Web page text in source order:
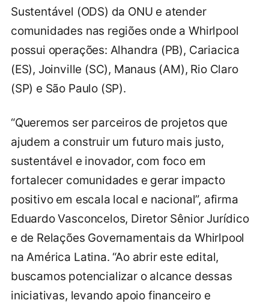
Sustentável (ODS) da ONU e atender
comunidades nas regiões onde a Whirlpool
possui operações: Alhandra (PB), Cariacica
(ES), Joinville (SC), Manaus (AM), Rio Claro
(SP) e São Paulo (SP).
“Queremos ser parceiros de projetos que
ajudem a construir um futuro mais justo,
sustentável e inovador, com foco em
fortalecer comunidades e gerar impacto
positivo em escala local e nacional”, afirma
Eduardo Vasconcelos, Diretor Sênior Jurídico
e de Relações Governamentais da Whirlpool
na América Latina. “Ao abrir este edital,
buscamos potencializar o alcance dessas
iniciativas, levando apoio financeiro e